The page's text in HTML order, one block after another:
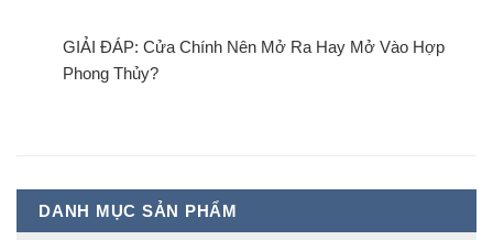
DANH MỤC SẢN PHẨM
GIẢI ĐÁP: Cửa Chính Nên Mở Ra Hay Mở Vào Hợp
Phong Thủy?